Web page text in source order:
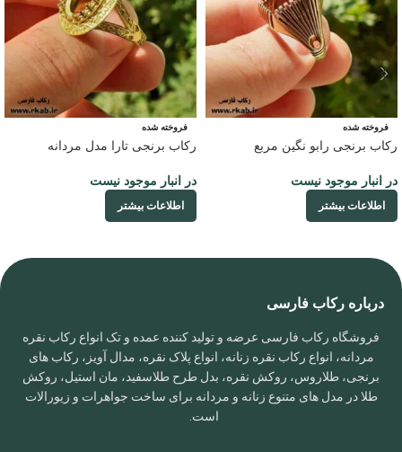
فروخته شده
رکاب برنجی رابو نگین مربع
در انبار موجود نیست
اطلاعات بیشتر
فروخته شده
رکاب برنجی تارا مدل مردانه
در انبار موجود نیست
اطلاعات بیشتر
درباره رکاب فارسی
فروشگاه رکاب فارسی عرضه و تولید کننده عمده و تک انواع رکاب نقره
مردانه، انواع رکاب نقره زنانه، انواع پلاک نقره، مدال آویز، رکاب های
برنجی، طلاروس، روکش نقره، بدل طرح طلاسفید، مان استیل، روکش
طلا در مدل های متنوع زنانه و مردانه برای ساخت جواهرات و زیورالات
است.